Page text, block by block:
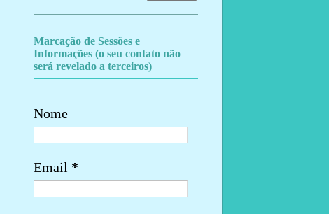
Marcação de Sessões e
Informações (o seu contato não
será revelado a terceiros)
Nome
Email *